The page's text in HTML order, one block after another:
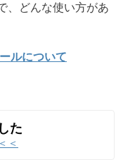
、どんな使い方があ
ルについて
た
＜